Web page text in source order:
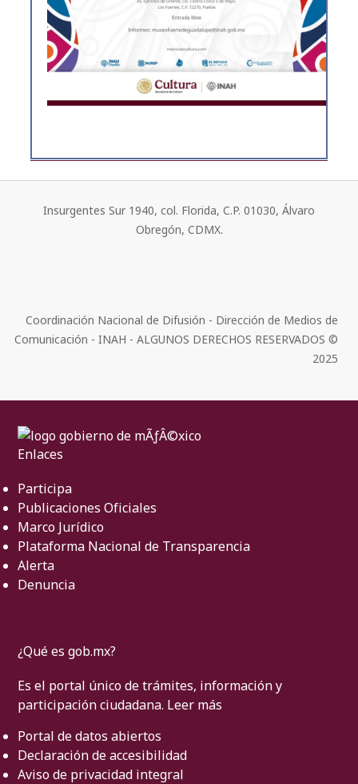
Insurgentes Sur 1940, col. Florida, C.P. 01030, Álvaro
Obregón, CDMX.
Coordinación Nacional de Difusión - Dirección de Medios de
Comunicación - INAH - ALGUNOS DERECHOS RESERVADOS ©
2025
Enlaces
Participa
Publicaciones Oficiales
Marco Jurídico
Plataforma Nacional de Transparencia
Alerta
Denuncia
¿Qué es gob.mx?
Es el portal único de trámites, información y
participación ciudadana. Leer más
Portal de datos abiertos
Declaración de accesibilidad
Aviso de privacidad integral